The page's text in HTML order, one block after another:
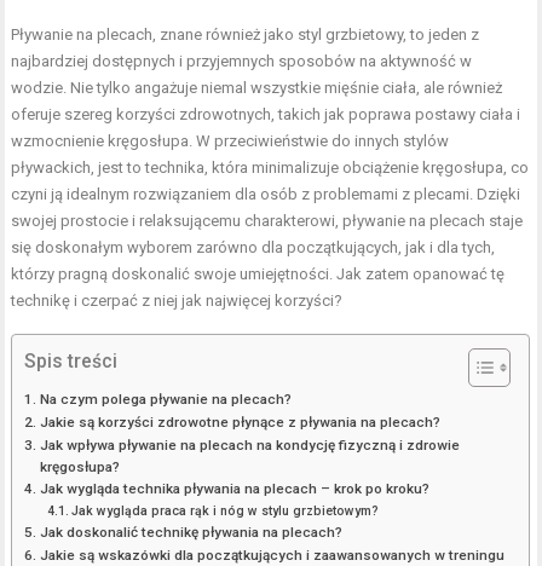
Pływanie na plecach, znane również jako styl grzbietowy, to jeden z
najbardziej dostępnych i przyjemnych sposobów na aktywność w
wodzie. Nie tylko angażuje niemal wszystkie mięśnie ciała, ale również
oferuje szereg korzyści zdrowotnych, takich jak poprawa postawy ciała i
wzmocnienie kręgosłupa. W przeciwieństwie do innych stylów
pływackich, jest to technika, która minimalizuje obciążenie kręgosłupa, co
czyni ją idealnym rozwiązaniem dla osób z problemami z plecami. Dzięki
swojej prostocie i relaksującemu charakterowi, pływanie na plecach staje
się doskonałym wyborem zarówno dla początkujących, jak i dla tych,
którzy pragną doskonalić swoje umiejętności. Jak zatem opanować tę
technikę i czerpać z niej jak najwięcej korzyści?
Spis treści
Na czym polega pływanie na plecach?
Jakie są korzyści zdrowotne płynące z pływania na plecach?
Jak wpływa pływanie na plecach na kondycję fizyczną i zdrowie
kręgosłupa?
Jak wygląda technika pływania na plecach – krok po kroku?
Jak wygląda praca rąk i nóg w stylu grzbietowym?
Jak doskonalić technikę pływania na plecach?
Jakie są wskazówki dla początkujących i zaawansowanych w treningu